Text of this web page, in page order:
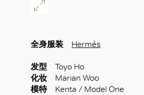
全身服装 Hermès
发型 Toyo Ho
化妆 Marian Woo
模特Kenta / Model One